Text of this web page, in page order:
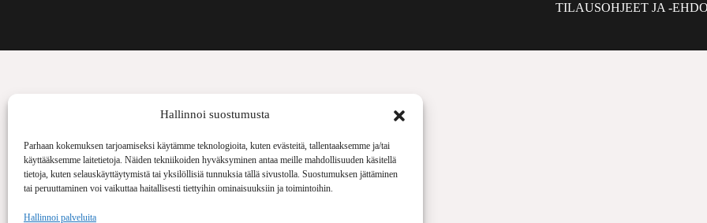
Hallinnoi suostumusta
Parhaan kokemuksen tarjoamiseksi käytämme teknologioita, kuten evästeitä, tallentaaksemme ja/tai
käyttääksemme laitetietoja. Näiden tekniikoiden hyväksyminen antaa meille mahdollisuuden käsitellä
tietoja, kuten selauskäyttäytymistä tai yksilöllisiä tunnuksia tällä sivustolla. Suostumuksen jättäminen
tai peruuttaminen voi vaikuttaa haitallisesti tiettyihin ominaisuuksiin ja toimintoihin.
Hallinnoi palveluita
TILAUSOHJEET JA -